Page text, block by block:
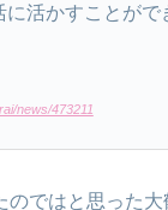
に活かすことがで
news/473211
のではと思った